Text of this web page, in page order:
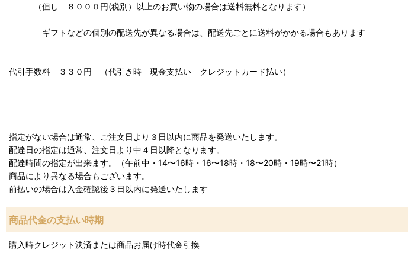
（但し ８０００円(税別）以上のお買い物の場合は送料無料となります）
ギフトなどの個別の配送先が異なる場合は、配送先ごとに送料がかかる場合もあります
代引手数料 ３３０円 （代引き時 現金支払い クレジットカード払い）
指定がない場合は通常、ご注文日より３日以内に商品を発送いたします。
配達日の指定は通常、注文日より中４日以降となります。
配達時間の指定が出来ます。（午前中・14〜16時・16〜18時・18〜20時・19時〜21時）
商品により異なる場合もございます。
前払いの場合は入金確認後３日以内に発送いたします
商品代金の支払い時期
購入時クレジット決済または商品お届け時代金引換